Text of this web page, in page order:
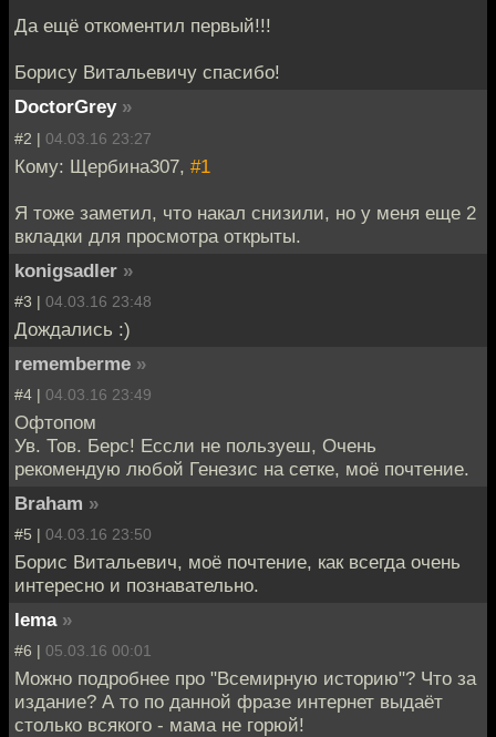
Да ещё откоментил первый!!!
Борису Витальевичу спасибо!
DoctorGrey »
#2 | 04.03.16 23:27
Кому: Щербина307, #1
Я тоже заметил, что накал снизили, но у меня еще 2
вкладки для просмотра открыты.
konigsadler »
#3 | 04.03.16 23:48
Дождались :)
rememberme »
#4 | 04.03.16 23:49
Офтопом
Ув. Тов. Берс! Ессли не пользуеш, Очень
рекомендую любой Генезис на сетке, моё почтение.
Braham »
#5 | 04.03.16 23:50
Борис Витальевич, моё почтение, как всегда очень
интересно и познавательно.
lema »
#6 | 05.03.16 00:01
Можно подробнее про "Всемирную историю"? Что за
издание? А то по данной фразе интернет выдаёт
столько всякого - мама не горюй!